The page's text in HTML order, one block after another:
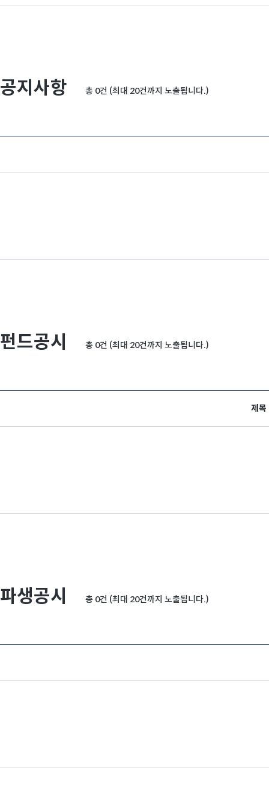
공지사항 총 0건 (최대 20건까지 노출됩니다.)
펀드공시 총 0건 (최대 20건까지 노출됩니다.)
제목
파생공시 총 0건 (최대 20건까지 노출됩니다.)